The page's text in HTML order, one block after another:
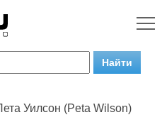
Уилсон (Peta Wilson)